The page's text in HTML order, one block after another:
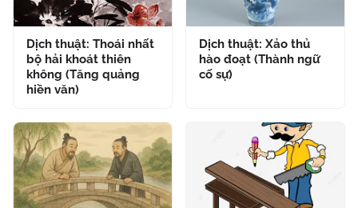
Dịch thuật: Thoái nhất
bộ hải khoát thiên
không (Tăng quảng
hiền văn)
Dịch thuật: Xảo thủ
hào đoạt (Thành ngữ
cố sự)